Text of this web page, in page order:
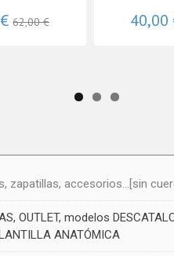
€62,00 €
accesorios...[sin
OUTLET, modelos
ANATÓMICA